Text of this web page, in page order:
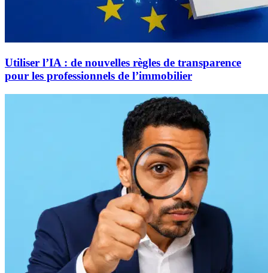
Utiliser l’IA : de nouvelles règles de transparence
pour les professionnels de l’immobilier